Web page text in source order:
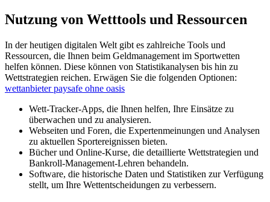
Nutzung von Wetttools und Ressourcen
In der heutigen digitalen Welt gibt es zahlreiche Tools und
Ressourcen, die Ihnen beim Geldmanagement im Sportwetten
helfen können. Diese können von Statistikanalysen bis hin zu
Wettstrategien reichen. Erwägen Sie die folgenden Optionen:
wettanbieter paysafe ohne oasis
Wett-Tracker-Apps, die Ihnen helfen, Ihre Einsätze zu
überwachen und zu analysieren.
Webseiten und Foren, die Expertenmeinungen und Analysen
zu aktuellen Sportereignissen bieten.
Bücher und Online-Kurse, die detaillierte Wettstrategien und
Bankroll-Management-Lehren behandeln.
Software, die historische Daten und Statistiken zur Verfügung
stellt, um Ihre Wettentscheidungen zu verbessern.